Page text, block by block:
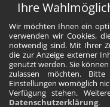
Ihre
Wir möchten Ihnen ein
verwenden wir Cookies,
notwendig sind. Mit Ihrer
die zur Anzeige externer
genutzt werden. Sie
zulassen möchten.
Einstellungen womöglich
Verfügung stehen.
Datenschutzerklärung.